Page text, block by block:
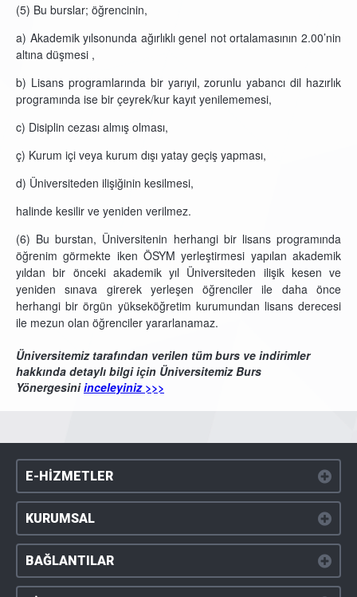
(5) Bu burslar; öğrencinin,
a) Akademik yılsonunda ağırlıklı genel not ortalamasının 2.00’nin
altına düşmesi ,
b) Lisans programlarında bir yarıyıl, zorunlu yabancı dil hazırlık
programında ise bir çeyrek/kur kayıt yenilememesi,
c) Disiplin cezası almış olması,
ç) Kurum içi veya kurum dışı yatay geçiş yapması,
d) Üniversiteden ilişiğinin kesilmesi,
halinde kesilir ve yeniden verilmez.
(6) Bu burstan, Üniversitenin herhangi bir lisans programında
öğrenim görmekte iken ÖSYM yerleştirmesi yapılan akademik
yıldan bir önceki akademik yıl Üniversiteden ilişik kesen ve
yeniden sınava girerek yerleşen öğrenciler ile daha önce
herhangi bir örgün yükseköğretim kurumundan lisans derecesi
ile mezun olan öğrenciler yararlanamaz.
Üniversitemiz tarafından verilen tüm burs ve indirimler
hakkında detaylı bilgi için Üniversitemiz Burs
Yönergesiniinceleyiniz >>>
E-HİZMETLER
KURUMSAL
BAĞLANTILAR